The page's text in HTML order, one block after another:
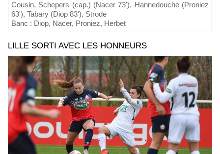
Cousin, Schepers (cap.) (Nacer 73'), Hannedouche (Proniez
63'), Tabary (Diop 83'), Strode
Banc : Diop, Nacer, Proniez, Herbet
LILLE SORTI AVEC LES HONNEURS